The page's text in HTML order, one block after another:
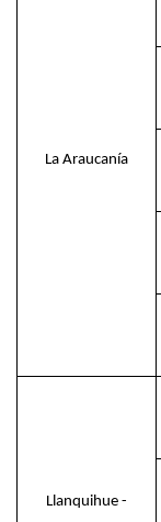
La Araucanía
Llanquihue -